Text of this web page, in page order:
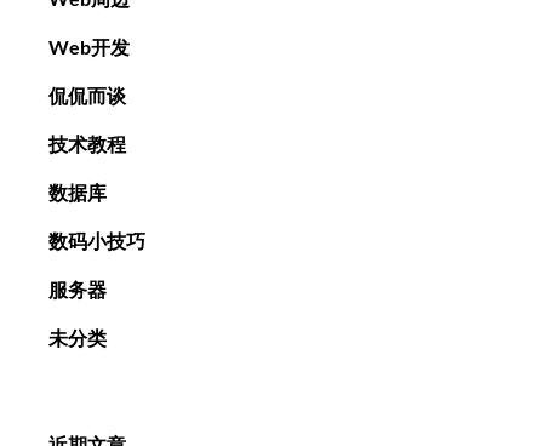
Web开发
侃侃而谈
技术教程
数据库
数码小技巧
服务器
未分类